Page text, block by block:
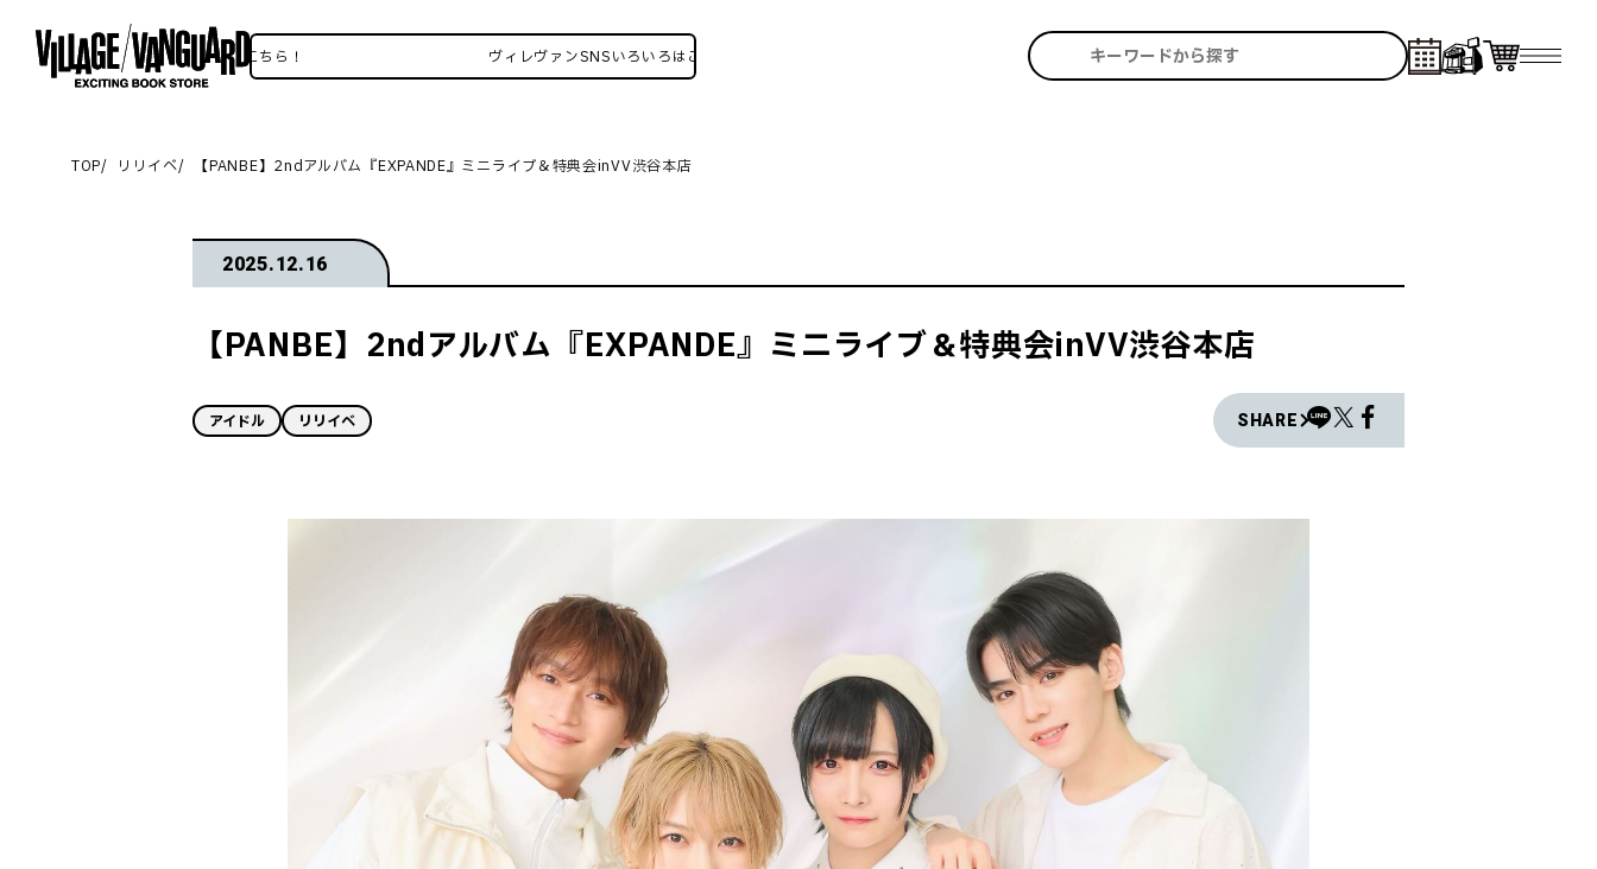
ィレヴァンSNSいろいろはこちら！ ヴィレヴァンSNSいろいろはこちら！
TOP リリイベ 【PANBE】2ndアルバム『EXPANDE』ミニライブ＆特典会inVV渋谷本店
2025.12.16
【PANBE】2ndアルバム『EXPANDE』ミニライブ＆特典会inVV渋谷本店
アイドル リリイベ SHARE